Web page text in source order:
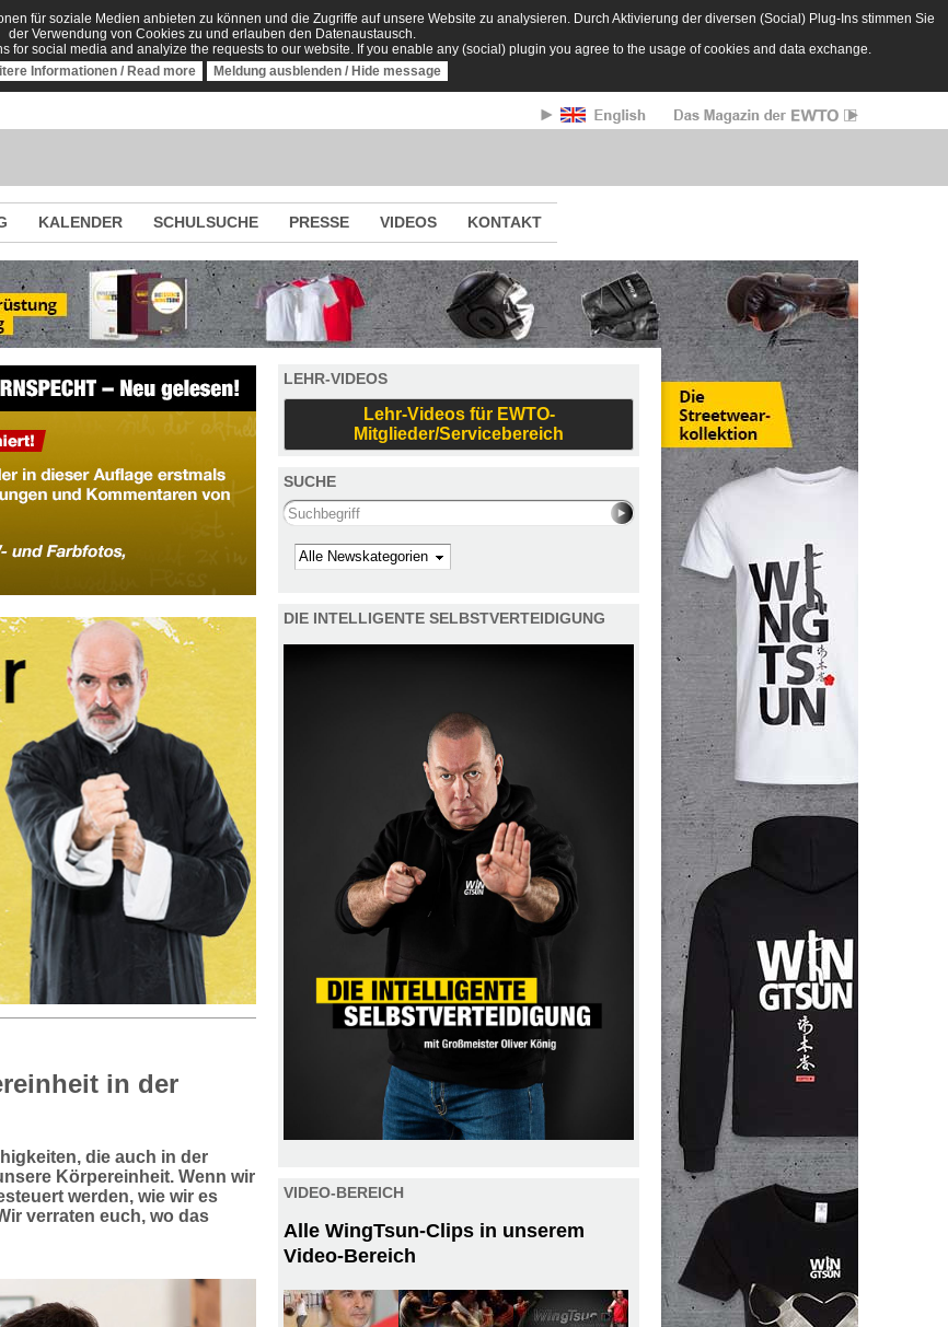
für soziale Medien anbieten zu können und die Zugriffe auf unsere Website zu analysieren. Durch Aktivierung der diversen (Social) Plug-Ins stimmen Sie
der Verwendung von Cookies zu und erlauben den Datenaustausch.
for social media and analyize the requests to our website. If you enable any (social) plugin you agree to the usage of cookies and data exchange.
Informationen / Read more
Meldung ausblenden / Hide message
KALENDER SCHULSUCHE PRESSE VIDEOS KONTAKT
in der
die auch in der
Körpereinheit. Wenn wir
werden, wie wir es
verraten euch, wo das
LEHR-VIDEOS
Lehr-Videos für EWTO-
Mitglieder/Servicebereich
SUCHE
Search this site
Kategorie
DIE INTELLIGENTE SELBSTVERTEIDIGUNG
VIDEO-BEREICH
Alle WingTsun-Clips in unserem
Video-Bereich